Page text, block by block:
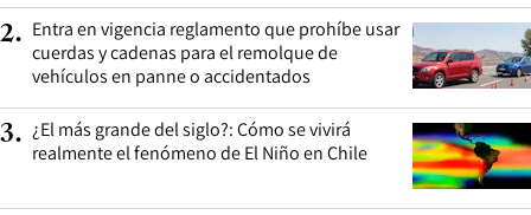
2. Entra en vigencia reglamento que prohíbe usar
cuerdas y cadenas para el remolque de
vehículos en panne o accidentados
3. ¿El más grande del siglo?: Cómo se vivirá
realmente el fenómeno de El Niño en Chile